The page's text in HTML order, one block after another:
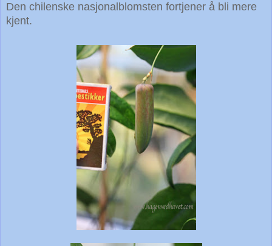
Den chilenske nasjonalblomsten fortjener å bli mere
kjent.